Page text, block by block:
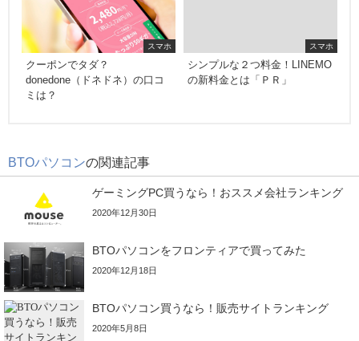
スマホ
クーポンでタダ？
donedone（ドネドネ）の口コ
ミは？
スマホ
シンプルな２つ料金！LINEMO
の新料金とは「ＰＲ」
BTOパソコンの関連記事
ゲーミングPC買うなら！おススメ会社ランキング
2020年12月30日
BTOパソコンをフロンティアで買ってみた
2020年12月18日
BTOパソコン買うなら！販売サイトランキング
2020年5月8日